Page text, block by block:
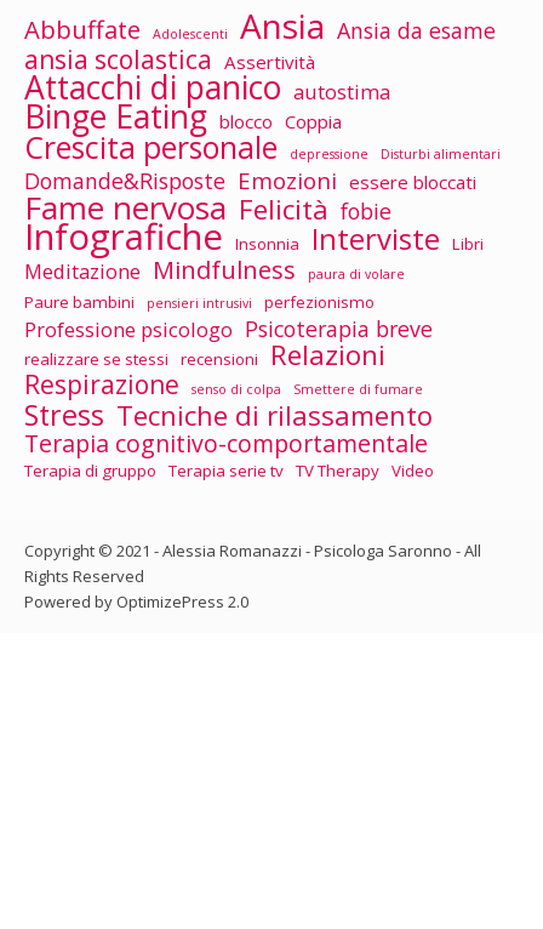
Abbuffate Adolescenti Ansia Ansia da esame
ansia scolastica Assertività
Attacchi di panico autostima
Binge Eating blocco Coppia
Crescita personale depressione Disturbi alimentari
Domande&Risposte Emozioni essere bloccati
Fame nervosa Felicità fobie
Infografiche Insonnia Interviste Libri
Meditazione Mindfulness paura di volare
Paure bambini pensieri intrusivi perfezionismo
Professione psicologo Psicoterapia breve
realizzare se stessi recensioni Relazioni
Respirazione senso di colpa Smettere di fumare
Stress Tecniche di rilassamento
Terapia cognitivo-comportamentale
Terapia di gruppo Terapia serie tv TV Therapy Video
Copyright © 2021 - Alessia Romanazzi - Psicologa Saronno - All
Rights Reserved
Powered by OptimizePress 2.0